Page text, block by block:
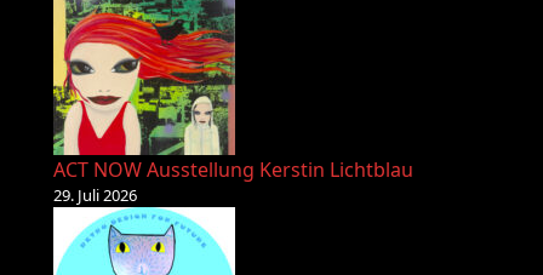
ACT NOW Ausstellung Kerstin Lichtblau
29. Juli 2026